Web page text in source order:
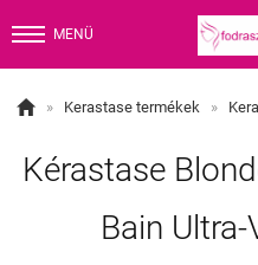
MENÜ
 » Kerastase termékek »
Kérastase
Bain